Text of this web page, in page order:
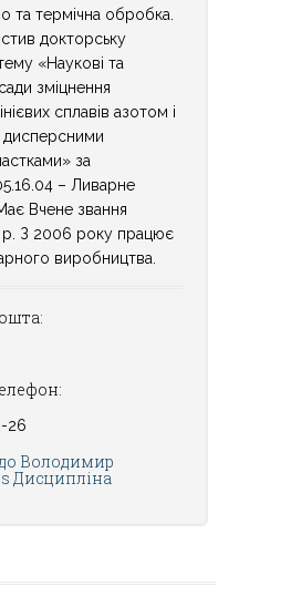
та термічна обробка.
докторську
«Наукові та
зміцнення
сплавів азотом і
дисперсними
за
– Ливарне
Вчене звання
р. З 2006 року працює
виробництва.
26
Володимир
Дисципліна